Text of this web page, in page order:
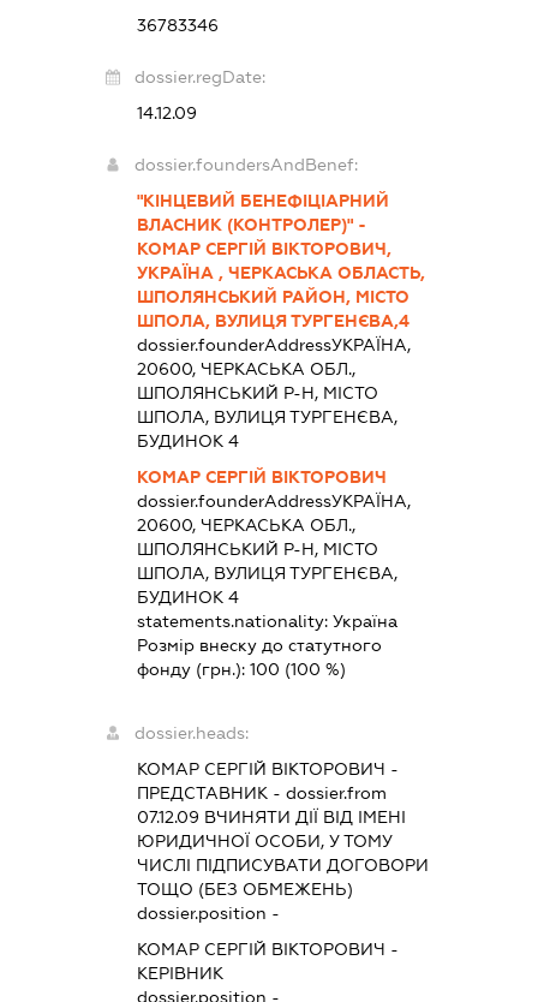
36783346
dossier.regDate:
14.12.09
dossier.foundersAndBenef:
"КІНЦЕВИЙ БЕНЕФІЦІАРНИЙ
ВЛАСНИК (КОНТРОЛЕР)" -
КОМАР СЕРГІЙ ВІКТОРОВИЧ,
УКРАЇНА , ЧЕРКАСЬКА ОБЛАСТЬ,
ШПОЛЯНСЬКИЙ РАЙОН, МІСТО
ШПОЛА, ВУЛИЦЯ ТУРГЕНЄВА,4
dossier.founderAddressУКРАЇНА,
20600, ЧЕРКАСЬКА ОБЛ.,
ШПОЛЯНСЬКИЙ Р-Н, МІСТО
ШПОЛА, ВУЛИЦЯ ТУРГЕНЄВА,
БУДИНОК 4
КОМАР СЕРГІЙ ВІКТОРОВИЧ
dossier.founderAddressУКРАЇНА,
20600, ЧЕРКАСЬКА ОБЛ.,
ШПОЛЯНСЬКИЙ Р-Н, МІСТО
ШПОЛА, ВУЛИЦЯ ТУРГЕНЄВА,
БУДИНОК 4
statements.nationality:Україна
Розмір внеску до статутного
фонду (грн.):100 (100 %)
dossier.heads:
КОМАР СЕРГІЙ ВІКТОРОВИЧ -
ПРЕДСТАВНИК - dossier.from
07.12.09 ВЧИНЯТИ ДІЇ ВІД ІМЕНІ
ЮРИДИЧНОЇ ОСОБИ, У ТОМУ
ЧИСЛІ ПІДПИСУВАТИ ДОГОВОРИ
ТОЩО (БЕЗ ОБМЕЖЕНЬ)
dossier.position -
КОМАР СЕРГІЙ ВІКТОРОВИЧ -
КЕРІВНИК
dossier.position -